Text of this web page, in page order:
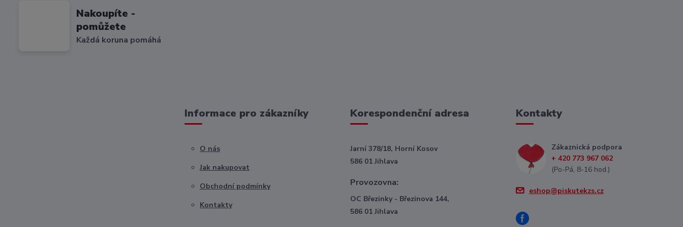
Nakoupíte -
pomůžete
Každá koruna pomáhá
Informace pro zákazníky
O nás
Jak nakupovat
Obchodní podmínky
Kontakty
Korespondenční adresa
Jarní 378/18, Horní Kosov
586 01 Jihlava
Provozovna:
OC Březinky - Březinova 144,
586 01 Jihlava
Kontakty
Zákaznická podpora
+ 420 773 967 062
(Po-Pá, 8-16 hod.)
eshop@piskutekzs.cz